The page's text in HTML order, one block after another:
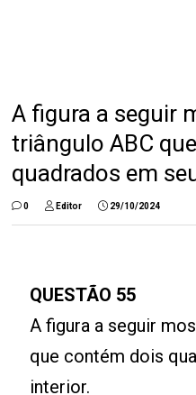
A figura a seguir
triângulo ABC
quadrados em
0 Editor 29/10/2024
QUESTÃO 55
A figura a seguir
que contém dois
interior.